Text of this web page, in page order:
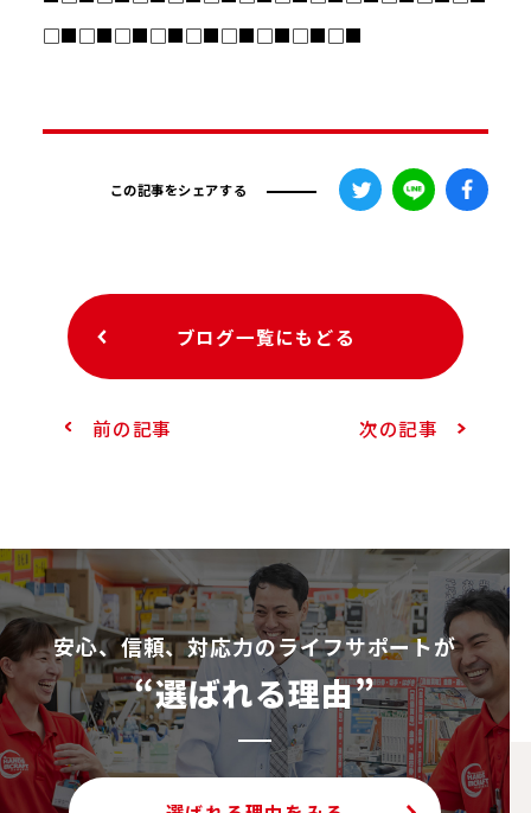
□■□■□■□■□■□■□■□■□■
この記事をシェアする
前の記事
ブログ一覧にもどる
次の記事
安⼼、信頼、対応⼒のライフサポートが
“選ばれる理由”